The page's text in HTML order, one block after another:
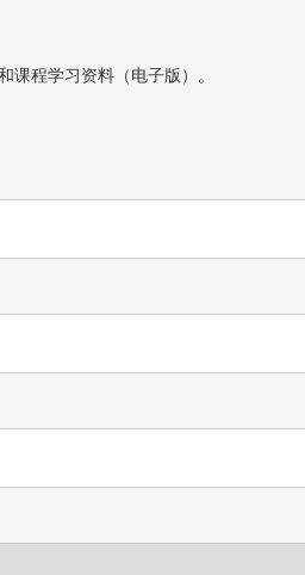
课程学习资料（电子版）。